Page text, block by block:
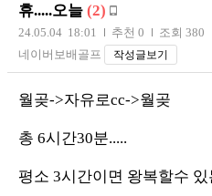
휴.....오늘 (2)
24.05.04 18:01 추천 0
조회 380
네이버보배골프
작성글보기
월곶->자유로cc->월곶
총 6시간30분.....
평소 3시간이면 왕복할수